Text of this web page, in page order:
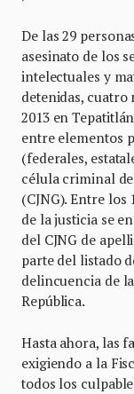
De las 29
asesinato de los
intelectuales y
detenidas, cuatro
2013 en
entre elementos
(federales,
célula criminal
(CJNG). Entre
de la justicia se
del CJNG de
parte del listado
delincuencia de
República.
Hasta ahora, las
exigiendo a la
todos los